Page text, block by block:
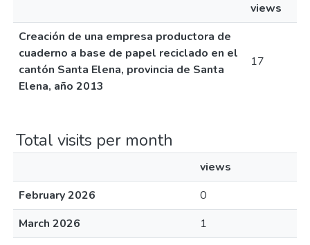
views
Creación de una empresa productora de
cuaderno a base de papel reciclado en el
cantón Santa Elena, provincia de Santa
Elena, año 2013
17
Total visits per month
views
February 2026
0
March 2026
1